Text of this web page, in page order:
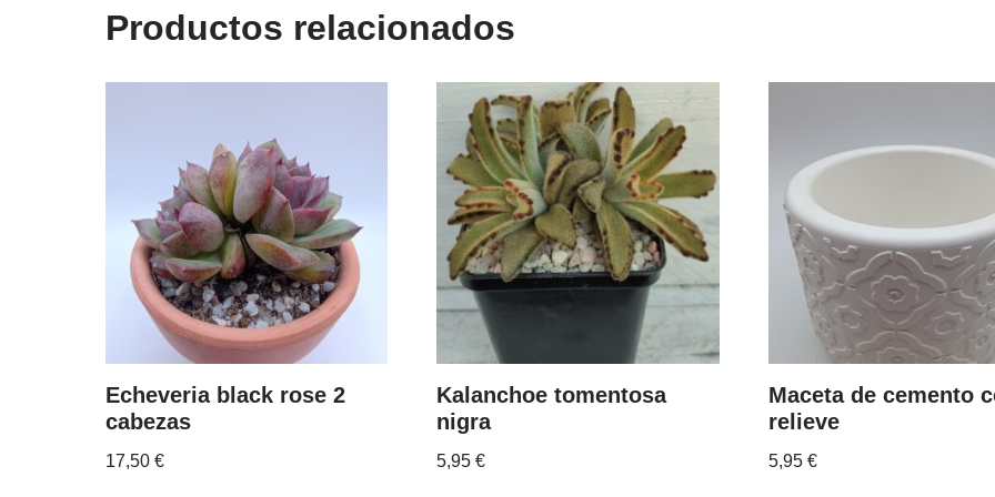
Productos relacionados
Echeveria black rose 2
cabezas
17,50 €
Kalanchoe tomentosa
nigra
5,95€
Maceta de cemento
relieve
5,95 €